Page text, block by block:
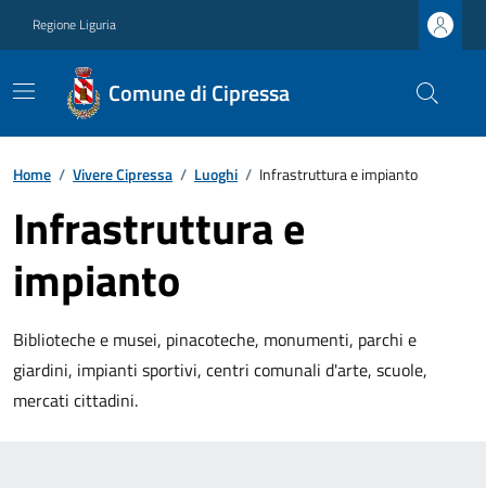
Regione Liguria
Comune di Cipressa
Home / Vivere Cipressa / Luoghi / Infrastruttura e impianto
Infrastruttura e
impianto
Biblioteche e musei, pinacoteche, monumenti, parchi e
giardini, impianti sportivi, centri comunali d'arte, scuole,
mercati cittadini.